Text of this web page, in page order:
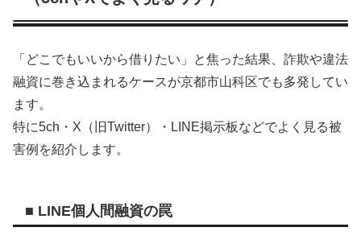
「どこでもいいから借りたい」と焦った結果、詐欺や違法
融資に巻き込まれるケースが京都市山科区でも多発してい
ます。
特に5ch・X（旧Twitter）・LINE掲示板などでよく見る被
害例を紹介します。
■ LINE個人間融資の罠